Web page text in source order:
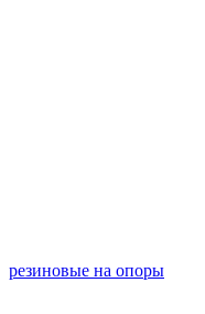
резиновые на опоры